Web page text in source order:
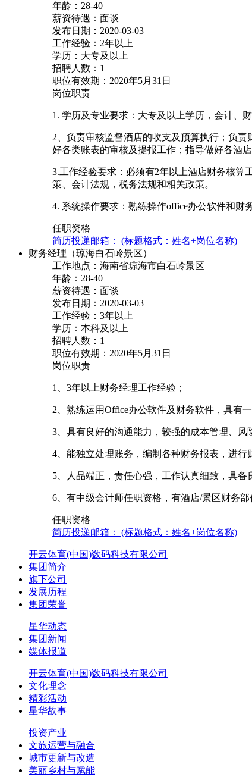
年龄：28-40
薪资待遇：面谈
发布日期：2020-03-03
工作经验：2年以上
学历：大专及以上
招聘人数：1
职位有效期：2020年5月31日
岗位职责
1. 学历及专业要求：大专及以上学历，会计、
2、负责审核监督酒店的收支及预算执行；负
好各类账表的审核及提报工作；指导做好各酒
3.工作经验要求：必须有2年以上酒店财务核算
策、会计法规，税务法规和相关政策。
4. 系统操作要求：熟练操作office办公软件和财
任职资格
简历投递邮箱： (标题格式：姓名+岗位名称)
财务经理（琼海白石岭景区）
工作地点：海南省琼海市白石岭景区
年龄：28-40
薪资待遇：面谈
发布日期：2020-03-03
工作经验：3年以上
学历：本科及以上
招聘人数：1
职位有效期：2020年5月31日
岗位职责
1、3年以上财务经理工作经验；
2、熟练运用Office办公软件及财务软件，具有
3、具有良好的沟通能力，较强的成本管理、风
4、能独立处理账务，编制各种财务报表，进行
5、人品端正，责任心强，工作认真细致，具备
6、有中级会计师任职资格，有酒店/景区财务部
任职资格
简历投递邮箱： (标题格式：姓名+岗位名称)
开云体育(中国)数码科技有限公司
集团简介
旗下公司
发展历程
集团荣誉
星华动态
集团新闻
媒体报道
开云体育(中国)数码科技有限公司
文化理念
精彩活动
星华故事
投资产业
文旅运营与融合
城市更新与改造
美丽乡村与赋能